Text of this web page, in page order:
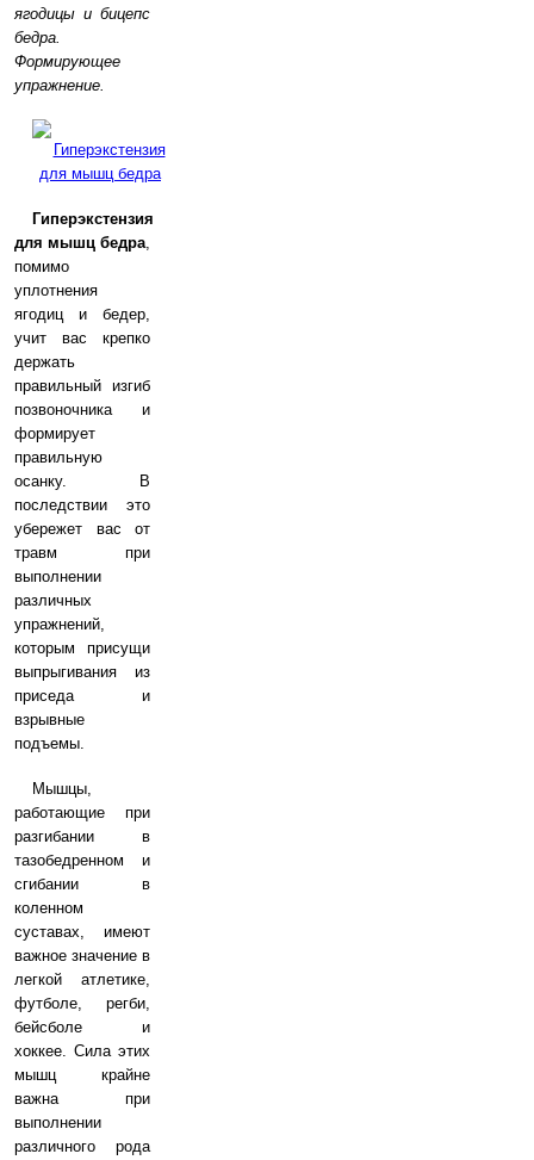
ягодицы и бицепс
бедра.
Формирующее
упражнение.
Гиперэкстензия
для мышц бедра,
помимо
уплотнения
ягодиц и бедер,
учит вас крепко
держать
правильный изгиб
позвоночника и
формирует
правильную
осанку. В
последствии это
убережет вас от
травм при
выполнении
различных
упражнений,
которым присущи
выпрыгивания из
приседа и
взрывные
подъемы.
Мышцы,
работающие при
разгибании в
тазобедренном и
сгибании в
коленном
суставах, имеют
важное значение в
легкой атлетике,
футболе, регби,
бейсболе и
хоккее. Сила этих
мышц крайне
важна при
выполнении
различного рода